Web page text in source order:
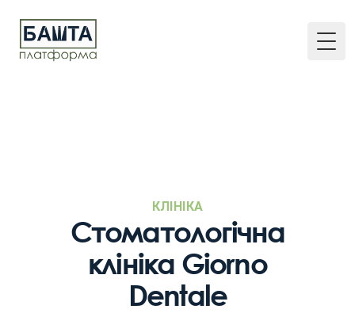
КЛІНІКА
Стоматологічна
клініка Giorno
Dentale